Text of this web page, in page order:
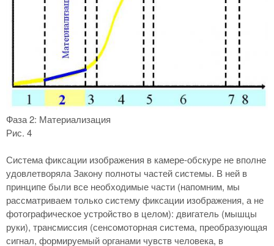
Фаза 2: Материализация
Рис. 4
Система фиксации изображения в камере-обскуре не вполне
удовлетворяла Закону полноты частей системы. В ней в
принципе были все необходимые части (напомним, мы
рассматриваем только систему фиксации изображения, а не
фотографическое устройство в целом): двигатель (мышцы
руки), трансмиссия (сенсомоторная система, преобразующая
сигнал, формируемый органами чувств человека, в